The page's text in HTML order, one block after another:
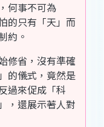
何事不可為
的只有「天」而
約。
省，沒有準確
的儀式，竟然是
過來促成「科
，還展示著人對